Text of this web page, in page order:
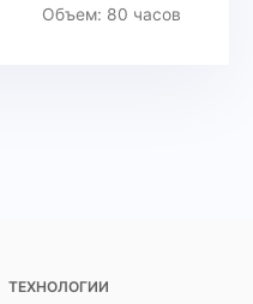
Объем: 80 часов
ТЕХНОЛОГИИ